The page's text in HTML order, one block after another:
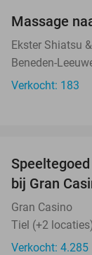
Massage
Ekster Shiatsu
Beneden-
Verkocht: 183
bij Gran
Gran Casino
Tiel (+2
Verkocht: 4.285